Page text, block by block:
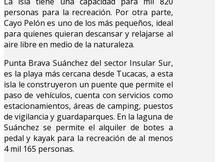
personas para la recreación. Por otra parte,
Cayo Pelón es uno de los más pequeños, ideal
para quienes quieran descansar y relajarse al
aire libre en medio de la naturaleza.
Punta Brava Suánchez del sector Insular Sur,
es la playa más cercana desde Tucacas, a esta
isla le construyeron un puente que permite el
paso de vehículos, cuenta con servicios como
estacionamientos, áreas de camping, puestos
de vigilancia y guardaparques. En la laguna de
Suánchez se permite el alquiler de botes a
pedal y kayak para la recreación de al menos
4 mil 165 personas.